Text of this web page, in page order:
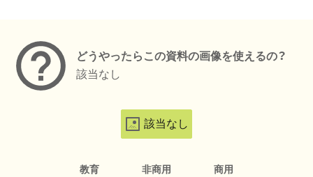
どうやったらこの資料の画像を使えるの？
該当なし
該当なし
教育 非商用 商用